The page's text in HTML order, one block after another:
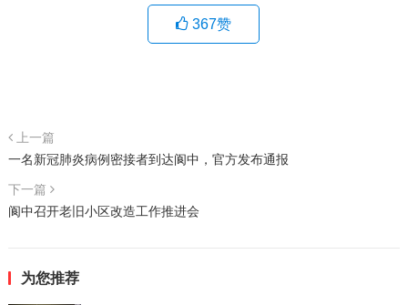
367赞
上一篇
一名新冠肺炎病例密接者到达阆中，官方发布通报
下一篇
阆中召开老旧小区改造工作推进会
为您推荐